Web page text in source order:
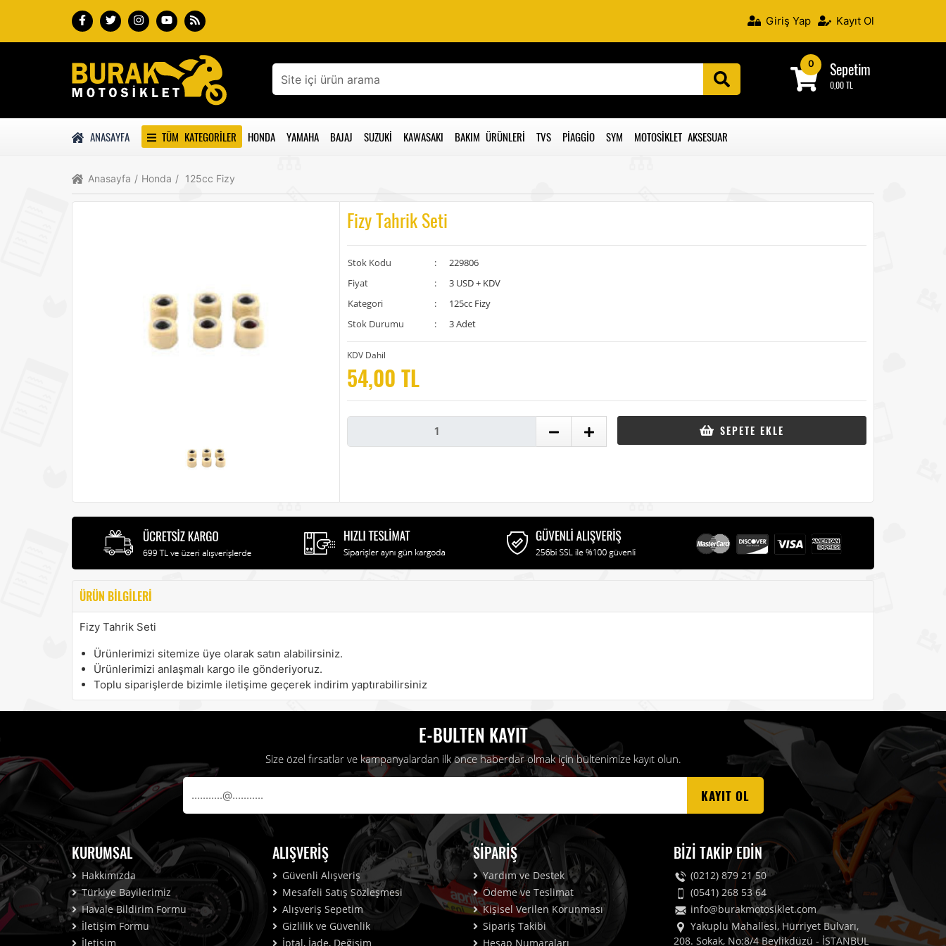
Giriş Yap Kayıt Ol
0 Sepetim
0,00 TL
ANASAYFA TÜM KATEGORILER HONDA YAMAHA BAJAJ SUZUKI KAWASAKI BAKIM ÜRÜNLERI TVS PIAGGIO SYM MOTOSIKLET AKSESUAR
Anasayfa / Honda / 125cc Fizy
Fizy Tahrik Seti
Stok Kodu :
229806
Fiyat
:
3 USD + KDV
Kategori
:
125cc Fizy
Stok Durumu
: 3 Adet
KDV Dahil
54,00 TL
SEPETE EKLE
ÜRÜN BILGILERI
Fizy Tahrik Seti
Ürünlerimizi sitemize üye olarak satın alabilirsiniz.
Ürünlerimizi anlaşmalı kargo ile gönderiyoruz.
Toplu siparişlerde bizimle iletişime geçerek indirim yaptırabilirsiniz
E-BULTEN KAYIT
Size özel fırsatlar ve kampanyalardan ilk önce haberdar olmak için bültenimize kayıt olun.
KAYIT OL
KURUMSAL
Hakkımızda
Türkiye Bayilerimiz
Havale Bildirim Formu
İletişim Formu
İletişim
ALIŞVERIŞ
Güvenli Alışveriş
Mesafeli Satış Sözleşmesi
Alışveriş Sepetim
Gizlilik ve Güvenlik
İptal, İade, Değişim
SIPARIŞ
Yardım ve Destek
Ödeme ve Teslimat
Kişisel Verilen Korunması
Sipariş Takibi
Hesap Numaraları
BIZI TAKIP EDIN
(0212) 879 21 50
(0541) 268 53 64
info@burakmotosiklet.com
Yakuplu Mahallesi, Hürriyet Bulvarı,
208. Sokak, No:8/4 Beylikdüzü - İSTANBUL